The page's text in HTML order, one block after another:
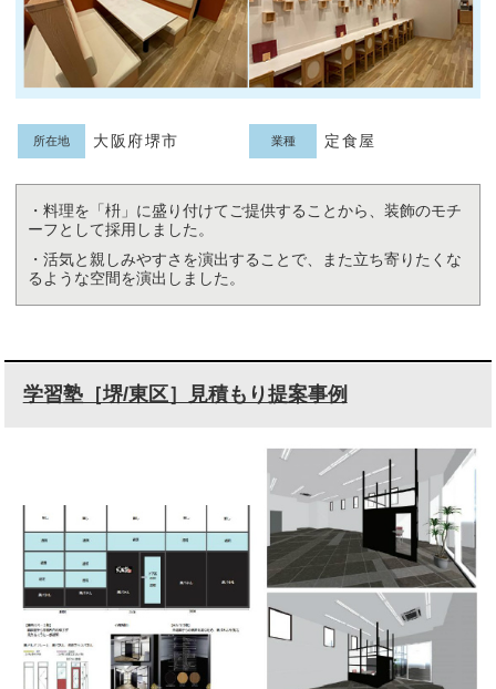
所在地 大阪府堺市 業種 定食屋
・料理を「枡」に盛り付けてご提供することから、装飾のモチ
ーフとして採用しました。
・活気と親しみやすさを演出することで、また立ち寄りたくな
るような空間を演出しました。
学習塾［堺/東区］見積もり提案事例